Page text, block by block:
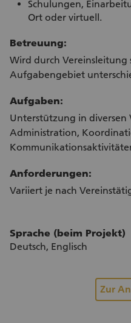
Schulungen,
Ort oder virtuell.
Betreuung:
Wird durch Vereinsleitung
Aufgabengebiet
Aufgaben:
Unterstützung in diversen
Administration,
Anforderungen:
Variiert je nach
Sprache (beim Projekt)
Deutsch, Englisch
Zur